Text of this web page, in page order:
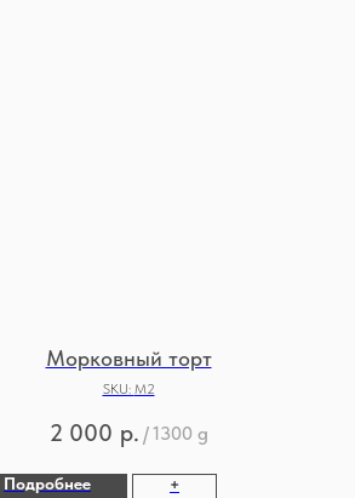
Морковный торт
SKU: М2
2 000 р. /1300 g
Подробнее +